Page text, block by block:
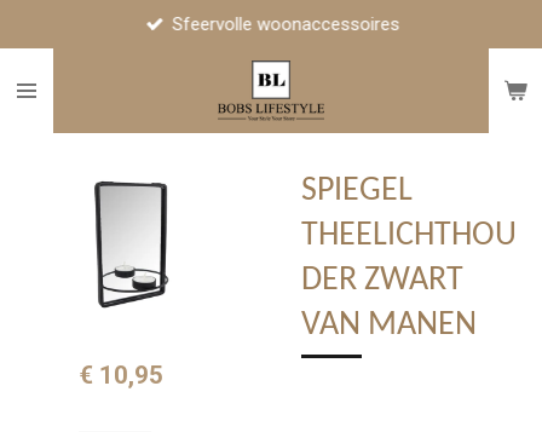
naar
Sfeervolle woonaccessoires
SPIEGEL
THEELICHTHOU
DER ZWART
VAN MANEN
€ 10,95